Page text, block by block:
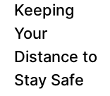
Keeping
Your
Distance to
Stay Safe